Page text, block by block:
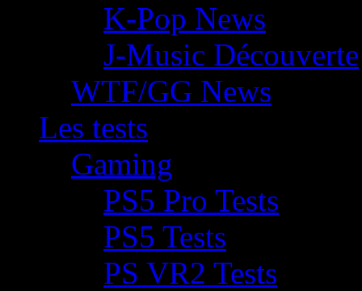
K-Pop News
J-Music Découverte
WTF/GG News
Les tests
Gaming
PS5 Pro Tests
PS5 Tests
PS VR2 Tests